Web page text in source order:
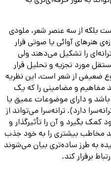
بلکه از سه عنصر شعر، ملودی
هنرهای آوائی یا صوتی قرار
را تشکیل می‌دهند ولی
مورد تجزیه و تحلیل قرار
ضعیفی از شعر است‌، این نظریه
مفاهیم و مضامینی را که یک
باشد و دارای موضوعات عمیق یا
دارد). ترانه‌سرا می‌تواند از
کمک بگیرد و آن را تأثیرگذار و
مخاطب بیشتری را به خود جذب
به طرز ساده‌تری بیان می‌شوند
برقرار کند.